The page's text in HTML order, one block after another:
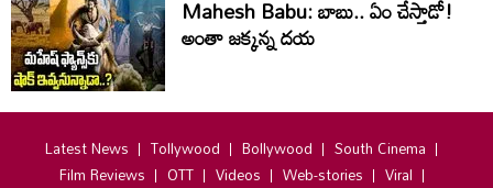
Mahesh Babu: బాబు.. ఏం చేస్తాడో!
అంతా జ‌క్క‌న్న ద‌య‌
Latest News Tollywood Bollywood
South Cinema
Film Reviews
OTT Videos Web-stories
Viral